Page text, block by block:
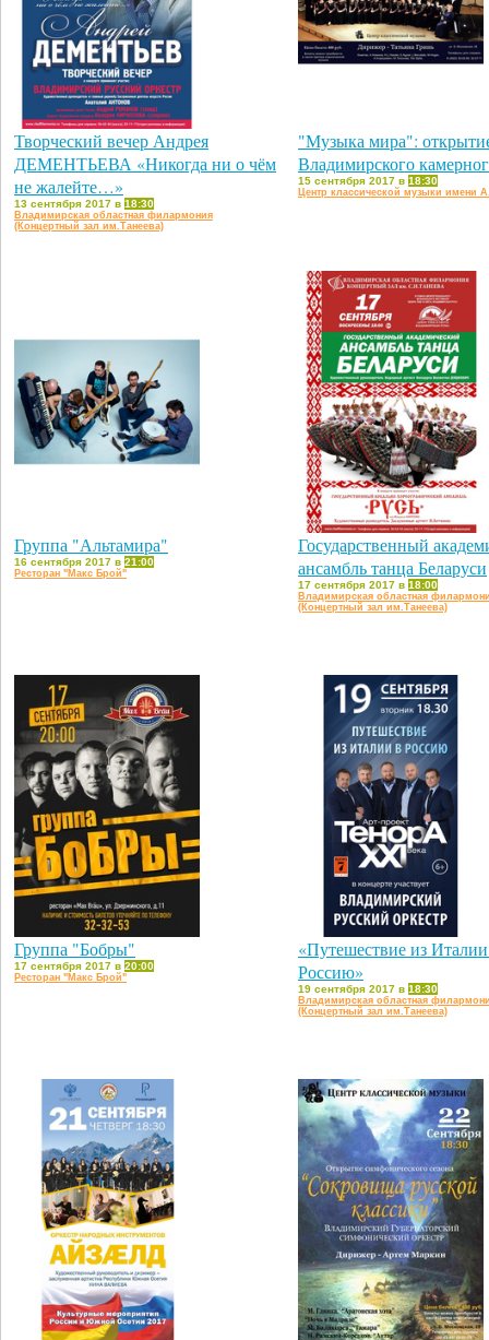
Творческий вечер Андрея
ДЕМЕНТЬЕВА «Никогда ни о чём
не жалейте…»
13 сентября 2017 в 18:30
Владимирская областная филармония
(Концертный зал им.Танеева)
"Музыка мира":
Владимирского
15 сентября 2017 в 18:30
Центр классической музыки имени
Группа "Альтамира"
16 сентября 2017 в 21:00
Ресторан "Макс Брой"
Государственный
ансамбль танца Беларуси
17 сентября 2017 в 18:00
Владимирская областная
(Концертный зал им.Танеева)
Группа "Бобры"
17 сентября 2017 в 20:00
Ресторан "Макс Брой"
«Путешествие из
Россию»
19 сентября 2017 в 18:30
Владимирская областная
(Концертный зал им.Танеева)